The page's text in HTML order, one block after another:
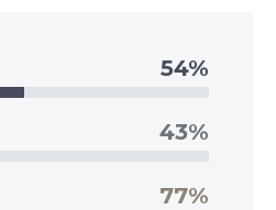
54%
43%
77%